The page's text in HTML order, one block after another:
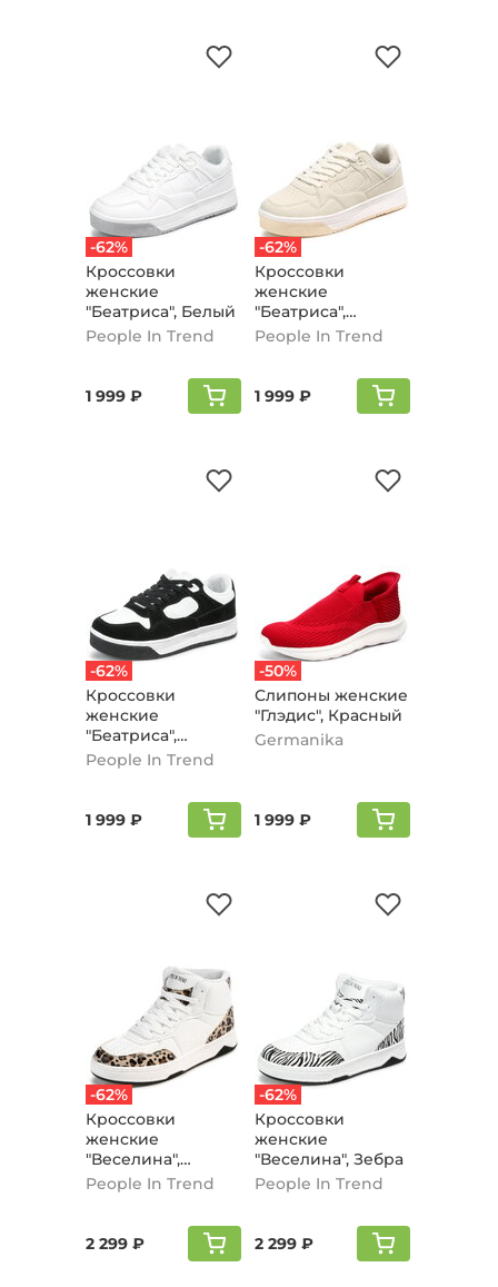
-62%
Кроссовки
женские
"Беатриса", Белый
People In Trend
1 999 ₽
-62%
Кроссовки
женские
"Беатриса",
Бежево-серый
People In Trend
1 999 ₽
-62%
Кроссовки
женские
"Беатриса",
Черный
People In Trend
1 999 ₽
-50%
Слипоны женские
"Глэдис", Красный
Germanika
1 999 ₽
-62%
Кроссовки
женские
"Веселина",
Леопард
People In Trend
2 299 ₽
-62%
Кроссовки
женские
"Веселина", Зебра
People In Trend
2 299 ₽